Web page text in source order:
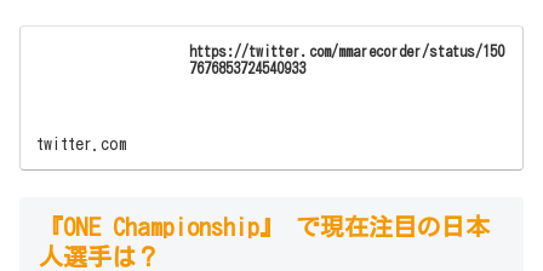
https://twitter.com/mmarecorder/status/150
7676853724540933
twitter.com
『ONE Championship』 で現在注目の日本
人選手は？